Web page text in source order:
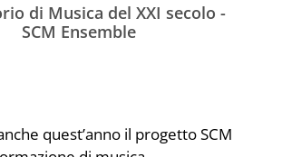
di Musica del XXI secolo -
SCM Ensemble
quest’anno il progetto SCM